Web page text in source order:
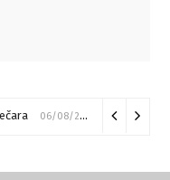
06/08/2026